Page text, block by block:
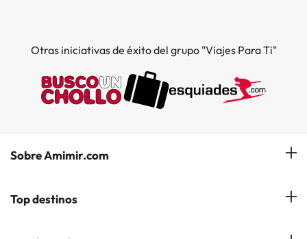
Otras iniciativas de éxito del grupo "Viajes Para Ti"
Sobre Amimir.com
¿Quiénes somos?
Top destinos
Hoteles en Salou